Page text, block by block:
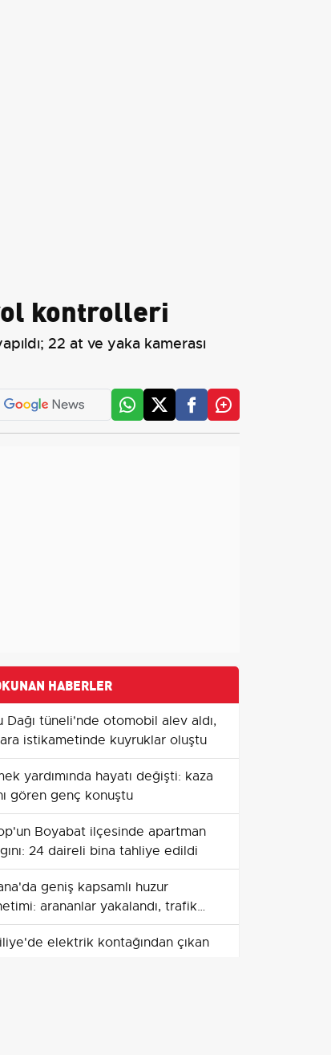
kontrolleri
22 at ve yaka kamerası
HABERLER
Dağı tüneli'nde otomobil alev aldı,
istikametinde kuyruklar oluştu
yardımında hayatı değişti: kaza
gören genç konuştu
Boyabat ilçesinde apartman
24 daireli bina tahliye edildi
geniş kapsamlı huzur
arananlar yakalandı, trafik
yüksek seyretti
elektrik kontağından çıkan